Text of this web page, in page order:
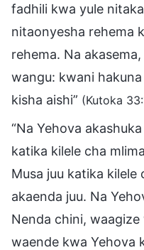
fadhili kwa yule
nitaonyesha rehema
rehema. Na
wangu: kwani
kisha aishi” (Kutoka
“Na Yehova
katika kilele cha
Musa juu katika kilele
akaenda juu. Na
Nenda chini,
waende kwa Yehova